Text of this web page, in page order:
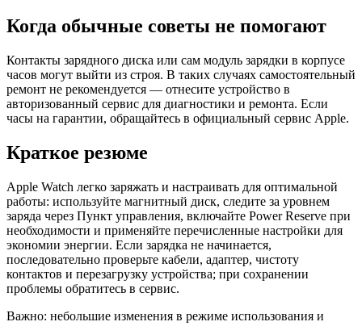
Когда обычные советы не помогают
Контакты зарядного диска или сам модуль зарядки в корпусе
часов могут выйти из строя. В таких случаях самостоятельный
ремонт не рекомендуется — отнесите устройство в
авторизованный сервис для диагностики и ремонта. Если
часы на гарантии, обращайтесь в официальный сервис Apple.
Краткое резюме
Apple Watch легко заряжать и настраивать для оптимальной
работы: используйте магнитный диск, следите за уровнем
заряда через Пункт управления, включайте Power Reserve при
необходимости и применяйте перечисленные настройки для
экономии энергии. Если зарядка не начинается,
последовательно проверьте кабели, адаптер, чистоту
контактов и перезагрузку устройства; при сохранении
проблемы обратитесь в сервис.
Важно: небольшие изменения в режиме использования и